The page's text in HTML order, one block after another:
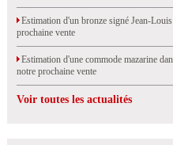
Estimation d'un bronze signé Jean-
prochaine vente
Estimation d'une commode mazarine
notre prochaine vente
Voir toutes les actualités